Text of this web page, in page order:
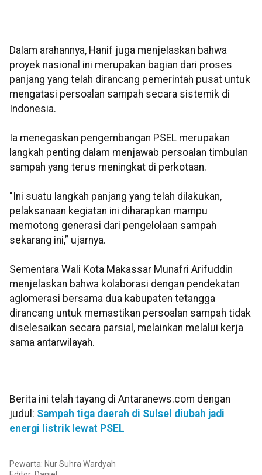
Dalam arahannya, Hanif juga menjelaskan bahwa
proyek nasional ini merupakan bagian dari proses
panjang yang telah dirancang pemerintah pusat untuk
mengatasi persoalan sampah secara sistemik di
Indonesia.
Ia menegaskan pengembangan PSEL merupakan
langkah penting dalam menjawab persoalan timbulan
sampah yang terus meningkat di perkotaan.
"Ini suatu langkah panjang yang telah dilakukan,
pelaksanaan kegiatan ini diharapkan mampu
memotong generasi dari pengelolaan sampah
sekarang ini,” ujarnya.
Sementara Wali Kota Makassar Munafri Arifuddin
menjelaskan bahwa kolaborasi dengan pendekatan
aglomerasi bersama dua kabupaten tetangga
dirancang untuk memastikan persoalan sampah tidak
diselesaikan secara parsial, melainkan melalui kerja
sama antarwilayah.
Berita ini telah tayang di Antaranews.com dengan
judul: Sampah tiga daerah di Sulsel diubah jadi
energi listrik lewat PSEL
Pewarta: Nur Suhra Wardyah